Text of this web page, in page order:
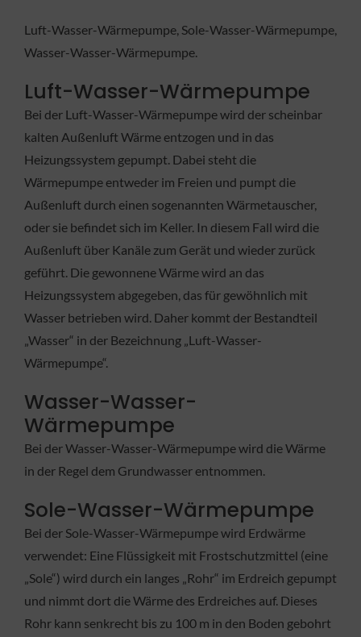
Luft-Wasser-Wärmepumpe, Sole-Wasser-Wärmepumpe,
Wasser-Wasser-Wärmepumpe.
Luft-Wasser-Wärmepumpe
Bei der Luft-Wasser-Wärmepumpe wird der scheinbar
kalten Außenluft Wärme entzogen und in das
Heizungssystem gepumpt. Dabei steht die
Wärmepumpe entweder im Freien und pumpt die
Außenluft durch einen sogenannten Wärmetauscher,
oder sie befindet sich im Keller. In diesem Fall wird die
Außenluft über Kanäle zum Gerät und wieder zurück
geführt. Die gewonnene Wärme wird an das
Heizungssystem abgegeben, das für gewöhnlich mit
Wasser betrieben wird. Daher kommt der Bestandteil
„Wasser“ in der Bezeichnung „Luft-Wasser-
Wärmepumpe“.
Wasser-Wasser-
Wärmepumpe
Bei der Wasser-Wasser-Wärmepumpe wird die Wärme
in der Regel dem Grundwasser entnommen.
Sole-Wasser-Wärmepumpe
Bei der Sole-Wasser-Wärmepumpe wird Erdwärme
verwendet: Eine Flüssigkeit mit Frostschutzmittel (eine
„Sole“) wird durch ein langes „Rohr“ im Erdreich gepumpt
und nimmt dort die Wärme des Erdreiches auf. Dieses
Rohr kann senkrecht bis zu 100 m in den Boden gebohrt